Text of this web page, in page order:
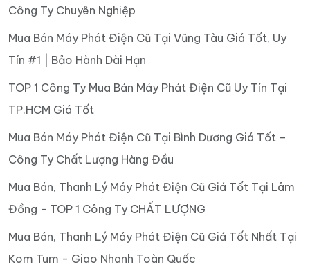
Công Ty Chuyên Nghiệp
Mua Bán Máy Phát Điện Cũ Tại Vũng Tàu Giá Tốt, Uy
Tín #1 | Bảo Hành Dài Hạn
TOP 1 Công Ty Mua Bán Máy Phát Điện Cũ Uy Tín Tại
TP.HCM Giá Tốt
Mua Bán Máy Phát Điện Cũ Tại Bình Dương Giá Tốt –
Công Ty Chất Lượng Hàng Đầu
Mua Bán, Thanh Lý Máy Phát Điện Cũ Giá Tốt Tại Lâm
Đồng - TOP 1 Công Ty CHẤT LƯỢNG
Mua Bán, Thanh Lý Máy Phát Điện Cũ Giá Tốt Nhất Tại
Kom Tum - Giao Nhanh Toàn Quốc